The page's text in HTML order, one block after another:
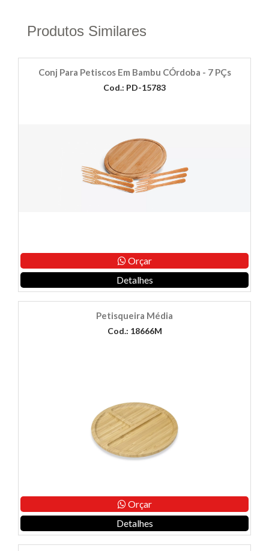
Produtos Similares
Conj Para Petiscos Em Bambu CÓrdoba - 7 PÇs
Cod.: PD-15783
Orçar
Detalhes
Petisqueira Média
Cod.: 18666M
Orçar
Detalhes